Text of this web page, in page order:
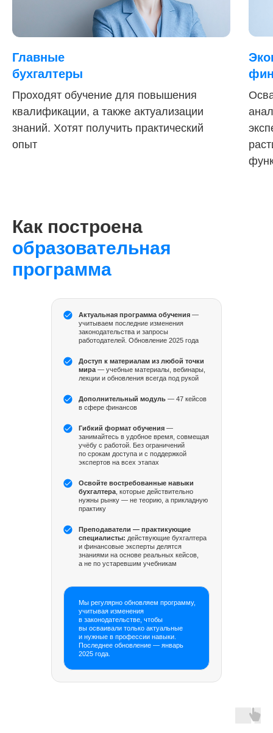
Главные
бухгалтеры
Проходят обучение для повышения
квалификации, а также актуализации
знаний. Хотят получить практический
опыт
Как построена
образовательная
программа
Обработка, анализ запросов от бизнеса,
подготовка презентаций с результатами.
Актуальная программа обучения —
учитываем последние изменения
законодательства и запросы
работодателей. Обновление 2025 года
Гибкий формат обучения —
занимайтесь в удобное время, совмещая
учёбу с работой. Без ограничений
по срокам доступа и с поддержкой
экспертов на всех этапах
Доступ к материалам из любой точки
мира — учебные материалы, вебинары,
лекции и обновления всегда под рукой
Дополнительный модуль — 47 кейсов
в сфере финансов
Мы регулярно обновляем программу,
учитывая изменения
в законодательстве, чтобы
вы осваивали только актуальные
и нужные в профессии навыки.
Последнее обновление — январь
2025 года.
Преподаватели — практикующие
специалисты: действующие бухгалтера
и финансовые эксперты делятся
знаниями на основе реальных кейсов,
а не по устаревшим учебникам
Освойте востребованные навыки
бухгалтера , которые действительно
нужны рынку — не теорию, а прикладную
практику